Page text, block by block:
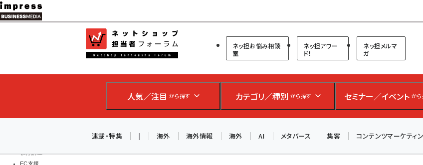
メ
イ
ン
ツ
移
教育講座
EC支援
ネットショップ担当者フォーラム
ネッ担お悩み相談
室
ネッ担アワー
ド！
ネッ担メルマ
ガ
人気／注目 から探す カテゴリ／種別 から探す セミナー／イベント か
連載・特集 | 海外 海外情報 海外 AI メタバース 集客 コンテンツマーケティ